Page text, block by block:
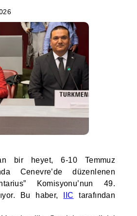
bir heyet, 6-10 Temmuz
Cenevre’de düzenlenen
Komisyonu’nun 49.
Bu haber,
IIC tarafından